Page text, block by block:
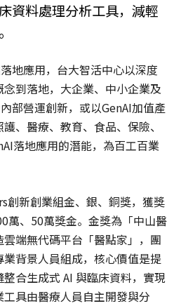
資料處理分析工具，減輕
地應用，台大智活中心以深度
到落地，大企業、中小企業及
部營運創新，或以GenAI加值產
、醫療、教育、食品、保險、
落地應用的潛能，為百工百業
創新創業組金、銀、銅獎，獲獎
萬、50萬獎金。金獎為「中山醫
端無代碼平台「醫點家」，團
背景人員組成，核心價值是提
合生成式 AI 與臨床資料，實現
具由醫療人員自主開發與分